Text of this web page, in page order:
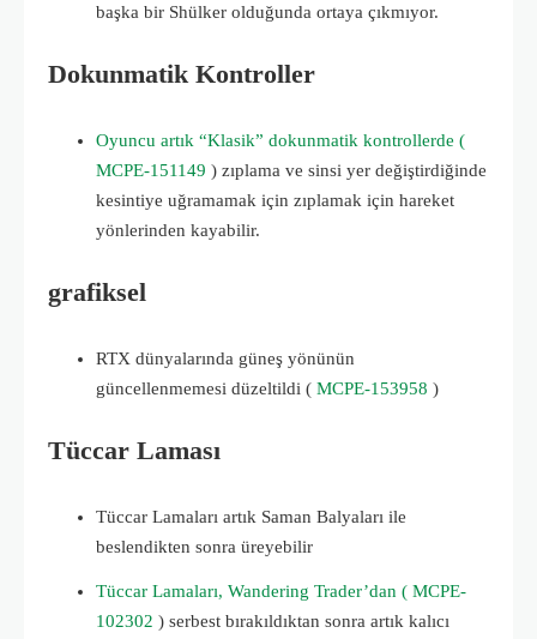
başka bir Shülker olduğunda ortaya çıkmıyor.
Dokunmatik Kontroller
Oyuncu artık “Klasik” dokunmatik kontrollerde (
MCPE-151149 ) zıplama ve sinsi yer değiştirdiğinde
kesintiye uğramamak için zıplamak için hareket
yönlerinden kayabilir.
grafiksel
RTX dünyalarında güneş yönünün
güncellenmemesi düzeltildi ( MCPE-153958 )
Tüccar Laması
Tüccar Lamaları artık Saman Balyaları ile
beslendikten sonra üreyebilir
Tüccar Lamaları, Wandering Trader’dan ( MCPE-
102302 ) serbest bırakıldıktan sonra artık kalıcı